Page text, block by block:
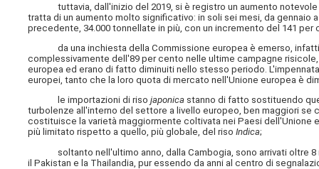
tuttavia, dall'inizio del 2019, si è registro un aumento notevole
tratta di un aumento molto significativo: in soli sei mesi, da
precedente, 34.000 tonnellate in più, con un incremento del 141 per
da una inchiesta della Commissione europea è emerso,
complessivamente dell'89 per cento nelle ultime campagne
europea ed erano di fatto diminuiti nello stesso periodo.
europei, tanto che la loro quota di mercato nell'Unione europea è
le importazioni di risojaponica stanno di fatto sostituendo
turbolenze all'interno del settore a livello europeo, ben maggiori
costituisce la varietà maggiormente coltivata nei Paesi dell'Unione
più limitato rispetto a quello, più globale, del risoIndica;
soltanto nell'ultimo anno, dalla Cambogia, sono arrivati oltre 8
il Pakistan e la Thailandia, pur essendo da anni al centro di